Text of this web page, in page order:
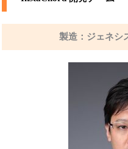
製造：ジェネシ